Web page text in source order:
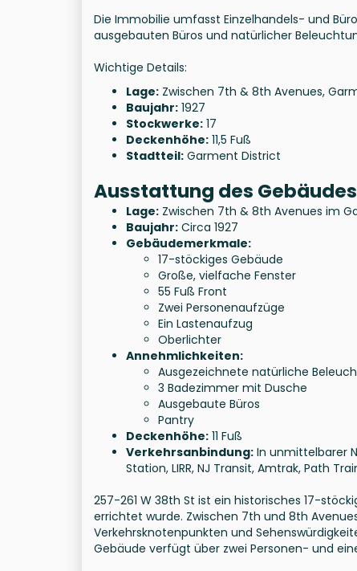
Die Immobilie umfasst Einzelhandels- und
ausgebauten Büros und natürlicher
Wichtige Details:
Lage: Zwischen 7th & 8th Avenues,
Baujahr: 1927
Stockwerke: 17
Deckenhöhe: 11,5 Fuß
Stadtteil: Garment District
Ausstattung des Gebäudes
Lage: Zwischen 7th & 8th Avenues im
Baujahr: Circa 1927
Gebäudemerkmale:
17-stöckiges Gebäude
Große, vielfache Fenster
55 Fuß Front
Zwei Personenaufzüge
Ein Lastenaufzug
Oberlichter
Annehmlichkeiten:
Ausgezeichnete natürliche
3 Badezimmer mit Dusche
Ausgebaute Büros
Pantry
Deckenhöhe: 11 Fuß
Verkehrsanbindung: In unmittelbarer
Station, LIRR, NJ Transit, Amtrak, Path
257-261 W 38th St ist ein historisches 17-
errichtet wurde. Zwischen 7th und 8th
Verkehrsknotenpunkten und
Gebäude verfügt über zwei Personen- und